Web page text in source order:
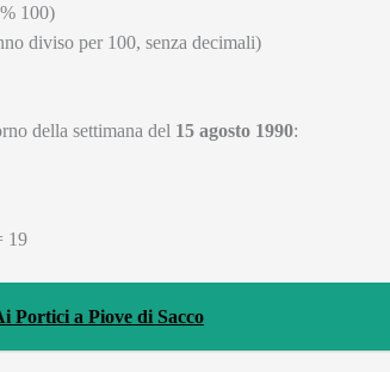
100)
diviso per 100, senza decimali)
della settimana del 15 agosto 1990:
19
Portici a Piove di Sacco